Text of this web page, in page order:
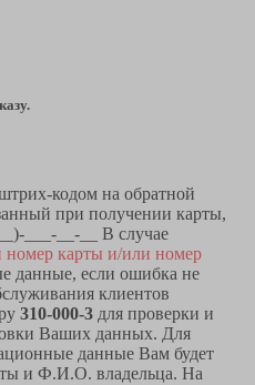
кодом на обратной
при получении карты,
___-__-__ В случае
карты и/или номер
данные, если ошибка не
клиентов
310-000-3 для проверки и
Ваших данных. Для
данные Вам будет
и Ф.И.О. владельца. На